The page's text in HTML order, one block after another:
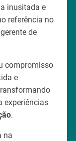
inusitada e
referência no
de
compromisso
e
experiências
.
na